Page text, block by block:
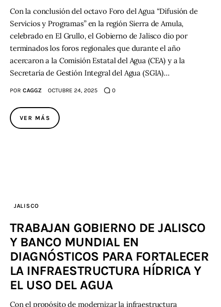
Con la conclusión del octavo Foro del Agua “Difusión de
Servicios y Programas” en la región Sierra de Amula,
celebrado en El Grullo, el Gobierno de Jalisco dio por
terminados los foros regionales que durante el año
acercaron a la Comisión Estatal del Agua (CEA) y a la
Secretaría de Gestión Integral del Agua (SGIA)…
POR CAGGZ OCTUBRE 24, 2025 0
VER MÁS
JALISCO
TRABAJAN GOBIERNO DE JALISCO
Y BANCO MUNDIAL EN
DIAGNÓSTICOS PARA FORTALECER
LA INFRAESTRUCTURA HÍDRICA Y
EL USO DEL AGUA
Con el propósito de modernizar la infraestructura